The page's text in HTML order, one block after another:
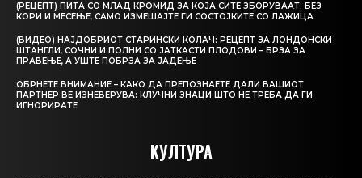
(РЕЦЕПТ) ПИТА СО МЛАД КРОМИД ЗА КОЈА СИТЕ ЗБОРУВААТ: БЕЗ
КОРИ И МЕСЕЊЕ, САМО ИЗМЕШАЈТЕ ГИ СОСТОЈКИТЕ СО ЛАЖИЦА
(ВИДЕО) НАЈДОБРИОТ СТАРИНСКИ КОЛАЧ: РЕЦЕПТ ЗА ЛОНДОНСКИ
ШТАНГЛИ, СОЧНИ И ПОЛНИ СО ЈАТКАСТИ ПЛОДОВИ – БРЗА ЗА
ПРАВЕЊЕ, А УШТЕ ПОБРЗА ЗА ЈАДЕЊЕ
ОБРНЕТЕ ВНИМАНИЕ – КАКО ДА ПРЕПОЗНАЕТЕ ДАЛИ ВАШИОТ
ПАРТНЕР ВЕ ИЗНЕВЕРУВА: КЛУЧНИ ЗНАЦИ ШТО НЕ ТРЕБА ДА ГИ
ИГНОРИРАТЕ
КУЛТУРА